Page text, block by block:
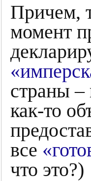
Причем,
момент
страны –
как-то
все
что это?)